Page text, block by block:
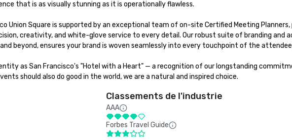
that is as visually stunning as it is operationally flawless.
Union Square is supported by an exceptional team of on-site Certified Meeting
creativity, and white-glove service to every detail. Our robust suite of branding
beyond, ensures your brand is woven seamlessly into every touchpoint of the attendee
as San Francisco's "Hotel with a Heart" — a recognition of our longstanding
should also do good in the world, we are a natural and inspired choice.
Classements de l'industrie
AAA
Forbes Travel Guide